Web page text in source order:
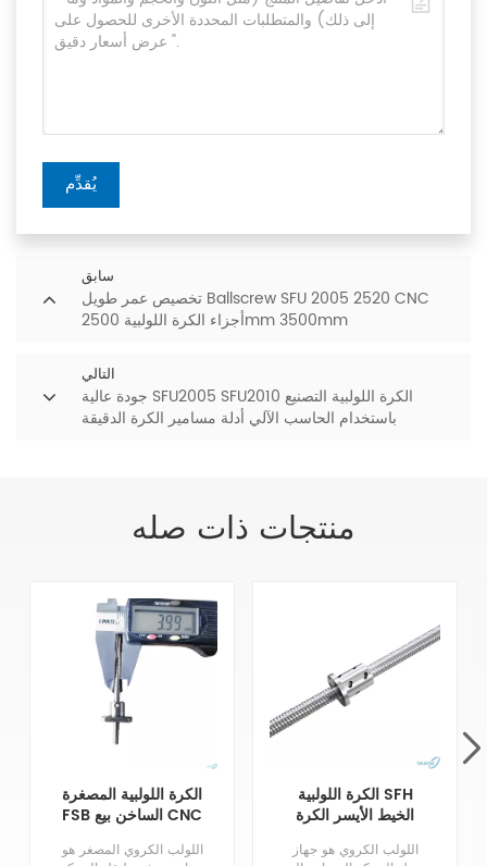
يُقدِّم
سابق
تخصيص عمر طويل Ballscrew SFU 2005 2520 CNC
أجزاء الكرة اللولبية 2500mm 3500mm
التالي
جودة عالية SFU2005 SFU2010 الكرة اللولبية التصنيع
باستخدام الحاسب الآلي أدلة مسامير الكرة الدقيقة
منتجات ذات صله
الكرة اللولبية المصغرة
FSB الساخن بيع CNC
الرصاص المسمار
اللولب الكروي المصغر هو
الكرة اللولبية SFH
الخيط الأيسر الكرة
أدوات آلة التصنيع
اللولب الكروي هو جهاز